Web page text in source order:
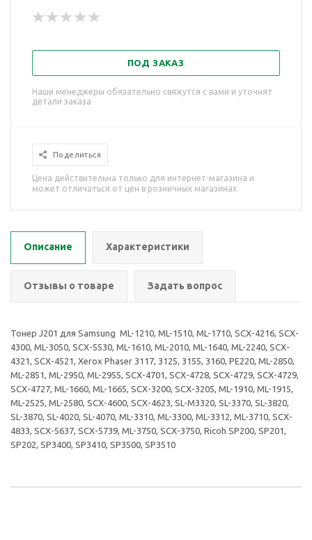
ПОД ЗАКАЗ
Наши менеджеры обязательно свяжутся с вами и уточнят
детали заказа
Поделиться
Цена действительна только для интернет-магазина и
может отличаться от цен в розничных магазинах
Описание Характеристики
Отзывы о товаре Задать вопрос
Тонер J201 для Samsung ML-1210, ML-1510, ML-1710, SCX-4216, SCX-
4300, ML-3050, SCX-5530, ML-1610, ML-2010, ML-1640, ML-2240, SCX-
4321, SCX-4521, Xerox Phaser 3117, 3125, 3155, 3160, PE220, ML-2850,
ML-2851, ML-2950, ML-2955, SCX-4701, SCX-4728, SCX-4729, SCX-4729,
SCX-4727, ML-1660, ML-1665, SCX-3200, SCX-3205, ML-1910, ML-1915,
ML-2525, ML-2580, SCX-4600, SCX-4623, SL-M3320, SL-3370, SL-3820,
SL-3870, SL-4020, SL-4070, ML-3310, ML-3300, ML-3312, ML-3710, SCX-
4833, SCX-5637, SCX-5739, ML-3750, SCX-3750, Ricoh SP200, SP201,
SP202, SP3400, SP3410, SP3500, SP3510